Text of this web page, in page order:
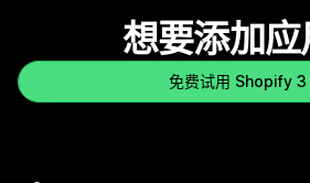
想要添加应
免费试用 Shopify 3